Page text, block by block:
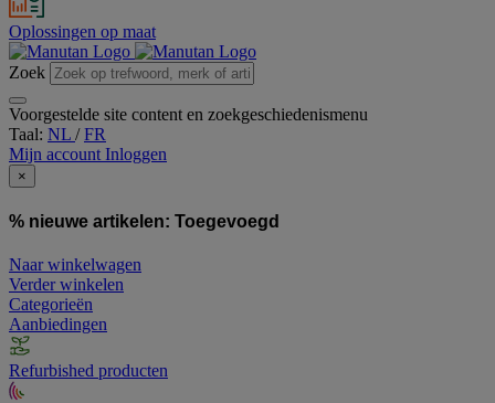
Oplossingen op maat
Zoek
Voorgestelde site content en zoekgeschiedenismenu
Taal: NL /FR
Mijn account Inloggen
×
% nieuwe artikelen: Toegevoegd
Naar winkelwagen
Verder winkelen
Categorieën
Aanbiedingen
Refurbished producten